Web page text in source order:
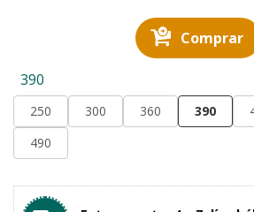
Comprar
390
250 300 360 390
490